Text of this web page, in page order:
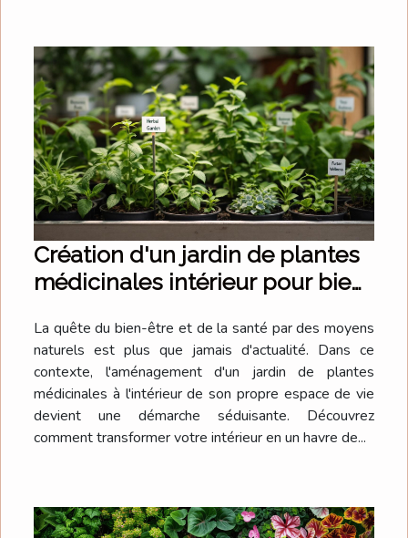
Création d'un jardin de plantes
médicinales intérieur pour bien-
La quête du bien-être et de la santé par des moyens
naturels est plus que jamais d'actualité. Dans ce
contexte, l'aménagement d'un jardin de plantes
médicinales à l'intérieur de son propre espace de vie
devient une démarche séduisante. Découvrez
comment transformer votre intérieur en un havre de...